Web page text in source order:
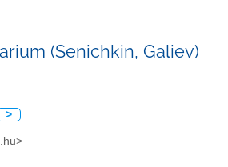
(Senichkin, Galiev)
>